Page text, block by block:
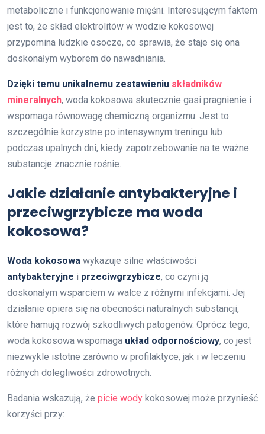
metaboliczne i funkcjonowanie mięśni. Interesującym faktem
jest to, że skład elektrolitów w wodzie kokosowej
przypomina ludzkie osocze, co sprawia, że staje się ona
doskonałym wyborem do nawadniania.
Dzięki temu unikalnemu zestawieniu składników
mineralnych, woda kokosowa skutecznie gasi pragnienie i
wspomaga równowagę chemiczną organizmu. Jest to
szczególnie korzystne po intensywnym treningu lub
podczas upalnych dni, kiedy zapotrzebowanie na te ważne
substancje znacznie rośnie.
Jakie działanie antybakteryjne i
przeciwgrzybicze ma woda
kokosowa?
Woda kokosowa wykazuje silne właściwości
antybakteryjne i przeciwgrzybicze, co czyni ją
doskonałym wsparciem w walce z różnymi infekcjami. Jej
działanie opiera się na obecności naturalnych substancji,
które hamują rozwój szkodliwych patogenów. Oprócz tego,
woda kokosowa wspomaga układ odpornościowy, co jest
niezwykle istotne zarówno w profilaktyce, jak i w leczeniu
różnych dolegliwości zdrowotnych.
Badania wskazują, że picie wody kokosowej może przynieść
korzyści przy: